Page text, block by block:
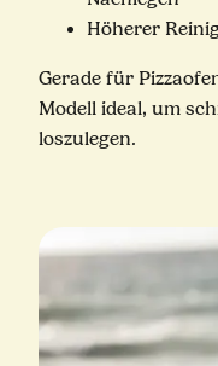
Höherer
Gerade für
Modell ideal, um
loszulegen.